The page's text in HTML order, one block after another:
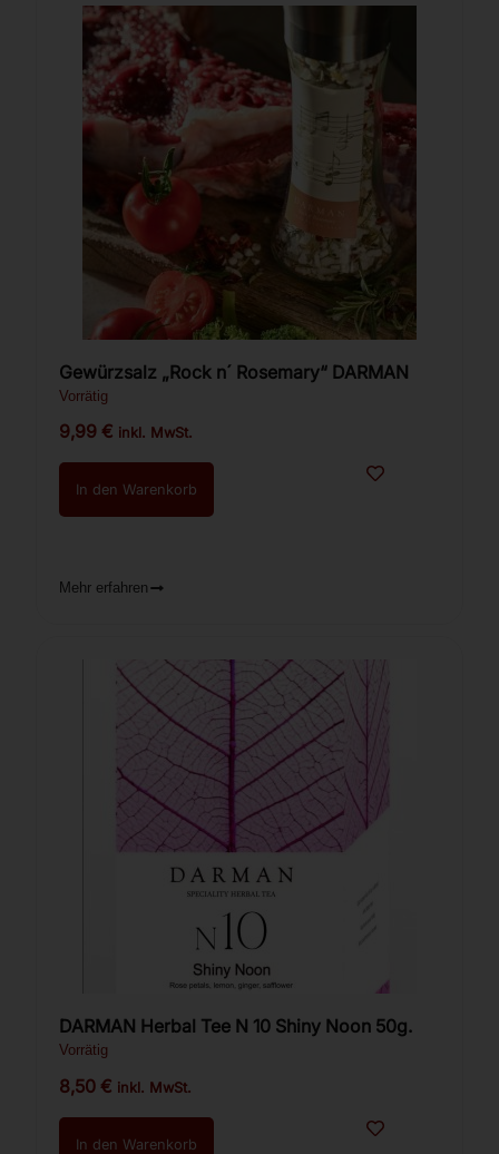
Gewürzsalz „Rock n´ Rosemary“ DARMAN
Vorrätig
9,99€ inkl. MwSt.
In den Warenkorb
Mehr erfahren
DARMAN Herbal Tee N 10 Shiny Noon 50g.
Vorrätig
8,50€ inkl. MwSt.
In den Warenkorb